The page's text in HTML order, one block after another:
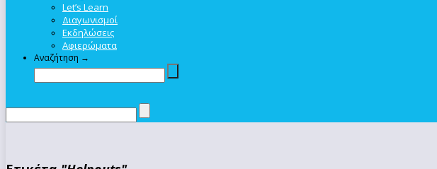
Let’s Learn
Διαγωνισμοί
Εκδηλώσεις
Αφιερώματα
Αναζήτηση →